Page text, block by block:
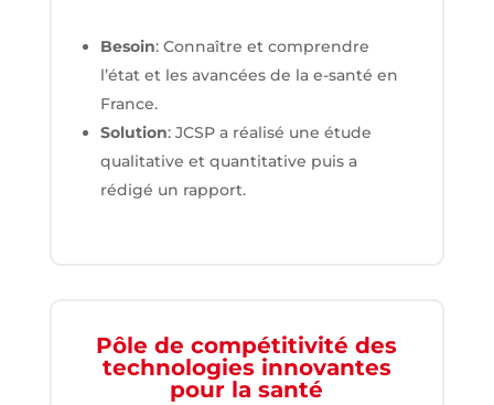
Besoin: Connaître et comprendre
l’état et les avancées de la e-santé en
France.
Solution: JCSP a réalisé une étude
qualitative et quantitative puis a
rédigé un rapport.
Pôle de compétitivité des
technologies innovantes
pour la santé